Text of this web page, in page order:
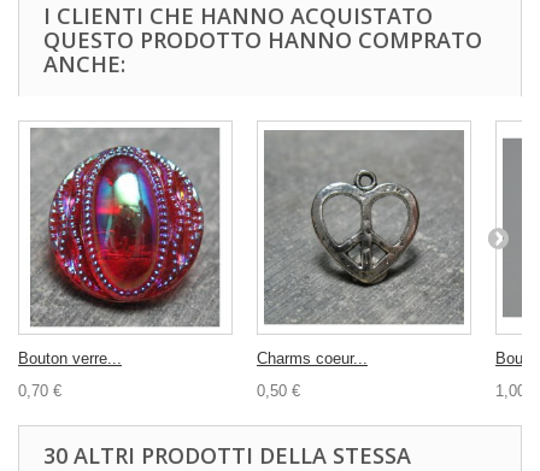
I CLIENTI CHE HANNO ACQUISTATO
QUESTO PRODOTTO HANNO COMPRATO
ANCHE:
Bouton verre...
0,70 €
Charms coeur...
0,50 €
1,00 €
30 ALTRI PRODOTTI DELLA STESSA